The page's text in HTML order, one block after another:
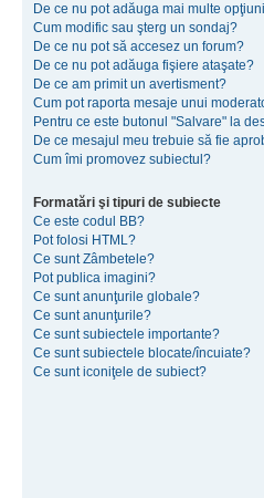
De ce nu pot adăuga mai multe
Cum modific sau şterg un sondaj?
De ce nu pot să accesez un forum?
De ce nu pot adăuga fişiere ataşate?
De ce am primit un avertisment?
Cum pot raporta mesaje unui
Pentru ce este butonul "Salvare" la
De ce mesajul meu trebuie să fie
Cum îmi promovez subiectul?
Formatări şi tipuri de subiecte
Ce este codul BB?
Pot folosi HTML?
Ce sunt Zâmbetele?
Pot publica imagini?
Ce sunt anunţurile globale?
Ce sunt anunţurile?
Ce sunt subiectele importante?
Ce sunt subiectele blocate/încuiate?
Ce sunt iconiţele de subiect?